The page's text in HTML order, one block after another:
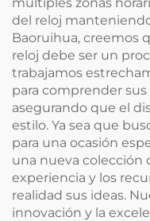
del reloj
Baoruihua, creemos
reloj debe ser un
trabajamos
para comprender
asegurando que el
estilo. Ya sea que
para una ocasión
una nueva colección
experiencia y los
realidad sus ideas.
innovación y la